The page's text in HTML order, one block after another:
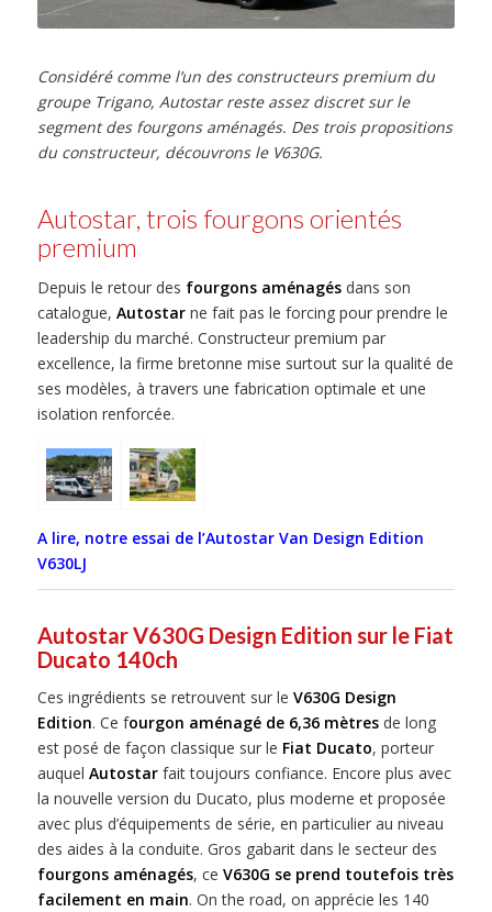
Considéré comme l’un des constructeurs premium du
groupe Trigano, Autostar reste assez discret sur le
segment des fourgons aménagés. Des trois propositions
du constructeur, découvrons le V630G.
Autostar, trois fourgons orientés
premium
Depuis le retour des fourgons aménagésdans son
catalogue, Autostarne fait pas le forcing pour prendre le
leadership du marché. Constructeur premium par
excellence, la firme bretonne mise surtout sur la qualité de
ses modèles, à travers une fabrication optimale et une
isolation renforcée.
A lire, notre essai de l’Autostar Van Design Edition
V630LJ
Autostar V630G Design Edition sur le Fiat
Ducato 140ch
Ces ingrédients se retrouvent sur le V630G Design
Edition. Ce fourgon aménagé de 6,36 mètresde long
est posé de façon classique sur le Fiat Ducato, porteur
auquel Autostarfait toujours confiance. Encore plus avec
la nouvelle version du Ducato, plus moderne et proposée
avec plus d’équipements de série, en particulier au niveau
des aides à la conduite. Gros gabarit dans le secteur des
fourgons aménagés, ce V630G se prend toutefois très
facilement en main. On the road, on apprécie les 140